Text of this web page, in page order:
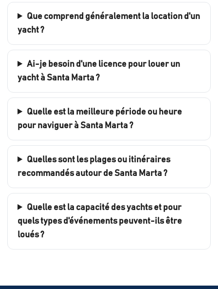
Que comprend généralement la location d'un
yacht ?
Ai-je besoin d'une licence pour louer un
yacht à Santa Marta ?
Quelle est la meilleure période ou heure
pour naviguer à Santa Marta ?
Quelles sont les plages ou itinéraires
recommandés autour de Santa Marta ?
Quelle est la capacité des yachts et pour
quels types d'événements peuvent-ils être
loués ?